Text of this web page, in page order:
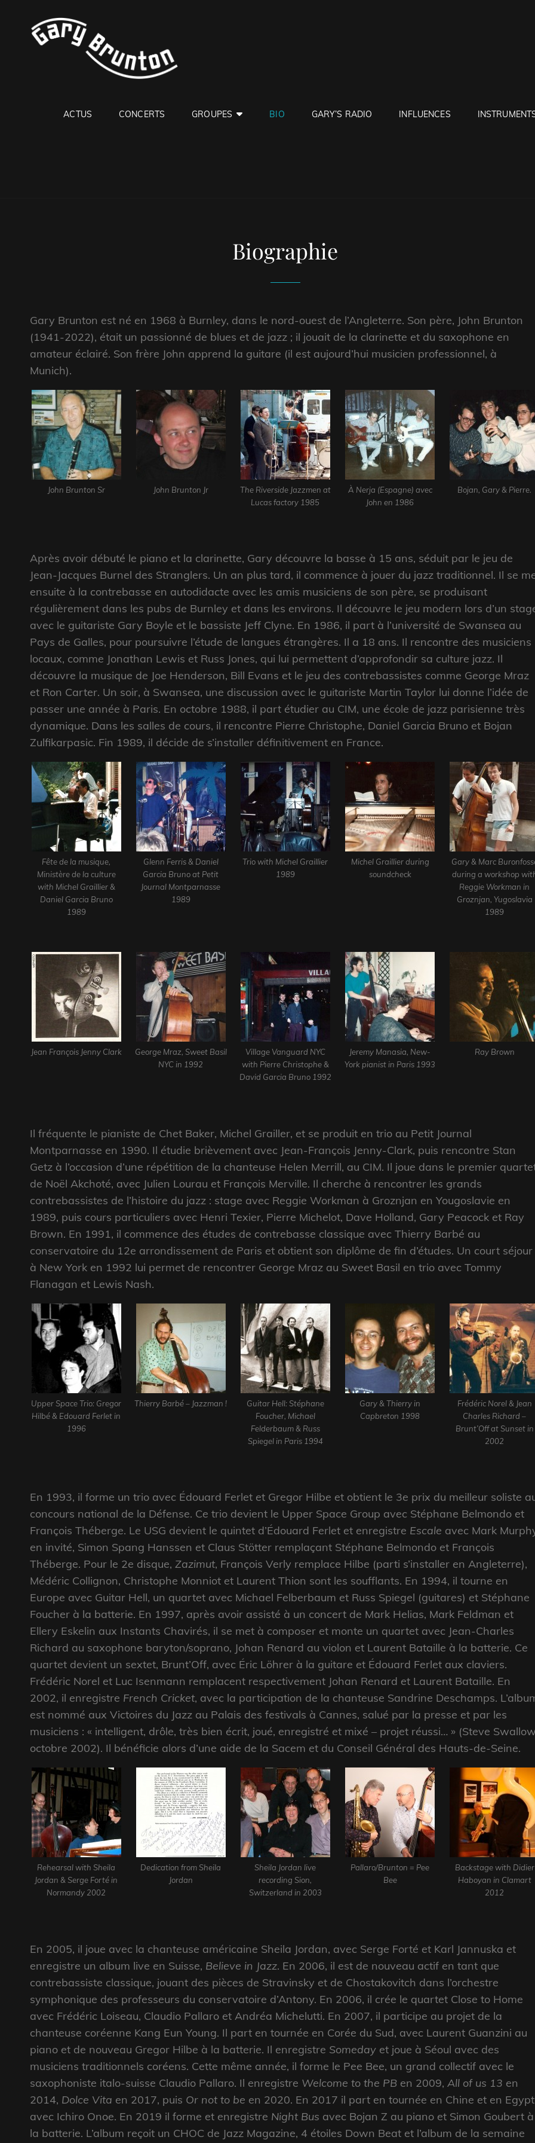
ACTUS CONCERTS GROUPES BIO GARY’S RADIO INFLUENCES
Biographie
Gary Brunton est né en 1968 à Burnley, dans le nord-ouest de l’Angleterre. Son père, John Brunton
(1941-2022), était un passionné de blues et de jazz ; il jouait de la clarinette et du saxophone en
amateur éclairé. Son frère John apprend la guitare (il est aujourd’hui musicien professionnel, à
Munich).
John Brunton Sr John Brunton Jr
The Riverside Jazzmen at
Lucas factory 1985
À Nerja (Espagne) avec
John en 1986
Bojan, Gary & Pierre.
Après avoir débuté le piano et la clarinette, Gary découvre la basse à 15 ans, séduit par le jeu de
Jean-Jacques Burnel des Stranglers. Un an plus tard, il commence à jouer du jazz traditionnel. Il se
ensuite à la contrebasse en autodidacte avec les amis musiciens de son père, se produisant
régulièrement dans les pubs de Burnley et dans les environs. Il découvre le jeu modern lors d’un
avec le guitariste Gary Boyle et le bassiste Jeff Clyne. En 1986, il part à l’université de Swansea au
Pays de Galles, pour poursuivre l’étude de langues étrangères. Il a 18 ans. Il rencontre des musiciens
locaux, comme Jonathan Lewis et Russ Jones, qui lui permettent d’approfondir sa culture jazz. Il
découvre la musique de Joe Henderson, Bill Evans et le jeu des contrebassistes comme George Mraz
et Ron Carter. Un soir, à Swansea, une discussion avec le guitariste Martin Taylor lui donne l’idée de
passer une année à Paris. En octobre 1988, il part étudier au CIM, une école de jazz parisienne très
dynamique. Dans les salles de cours, il rencontre Pierre Christophe, Daniel Garcia Bruno et Bojan
Zulfikarpasic. Fin 1989, il décide de s’installer définitivement en France.
Fête de la musique,
Ministère de la culture
with Michel Graillier &
Daniel Garcia Bruno
1989
Glenn Ferris & Daniel
Garcia Bruno at Petit
Journal Montparnasse
1989
Trio with Michel Graillier
1989
Michel Graillier during
soundcheck
Gary & Marc
during a workshop
Reggie Workman in
Groznjan, Yugoslavia
1989
Jean François Jenny Clark
George Mraz, Sweet Basil
NYC in 1992
Village Vanguard NYC
with Pierre Christophe &
David Garcia Bruno 1992
Jeremy Manasia, New-
York pianist in Paris 1993
Ray Brown
Il fréquente le pianiste de Chet Baker, Michel Grailler, et se produit en trio au Petit Journal
Montparnasse en 1990. Il étudie brièvement avec Jean-François Jenny-Clark, puis rencontre Stan
Getz à l’occasion d’une répétition de la chanteuse Helen Merrill, au CIM. Il joue dans le premier
de Noël Akchoté, avec Julien Lourau et François Merville. Il cherche à rencontrer les grands
contrebassistes de l’histoire du jazz : stage avec Reggie Workman à Groznjan en Yougoslavie en
1989, puis cours particuliers avec Henri Texier, Pierre Michelot, Dave Holland, Gary Peacock et Ray
Brown. En 1991, il commence des études de contrebasse classique avec Thierry Barbé au
conservatoire du 12e arrondissement de Paris et obtient son diplôme de fin d’études. Un court séjour
à New York en 1992 lui permet de rencontrer George Mraz au Sweet Basil en trio avec Tommy
Flanagan et Lewis Nash.
Upper Space Trio: Gregor
Hilbé & Edouard Ferlet in
1996
Thierry Barbé – Jazzman !
Guitar Hell: Stéphane
Foucher, Michael
Felderbaum & Russ
Spiegel in Paris 1994
Gary & Thierry in
Capbreton 1998
Frédéric Norel & Jean
Charles Richard –
Brunt’Off at Sunset in
2002
En 1993, il forme un trio avec Édouard Ferlet et Gregor Hilbe et obtient le 3e prix du meilleur soliste
concours national de la Défense. Ce trio devient le Upper Space Group avec Stéphane Belmondo et
François Théberge. Le USG devient le quintet d’Édouard Ferlet et enregistre Escale avec Mark
en invité, Simon Spang Hanssen et Claus Stötter remplaçant Stéphane Belmondo et François
Théberge. Pour le 2e disque, Zazimut, François Verly remplace Hilbe (parti s’installer en Angleterre),
Médéric Collignon, Christophe Monniot et Laurent Thion sont les soufflants. En 1994, il tourne en
Europe avec Guitar Hell, un quartet avec Michael Felberbaum et Russ Spiegel (guitares) et Stéphane
Foucher à la batterie. En 1997, après avoir assisté à un concert de Mark Helias, Mark Feldman et
Ellery Eskelin aux Instants Chavirés, il se met à composer et monte un quartet avec Jean-Charles
Richard au saxophone baryton/soprano, Johan Renard au violon et Laurent Bataille à la batterie. Ce
quartet devient un sextet, Brunt’Off, avec Éric Löhrer à la guitare et Édouard Ferlet aux claviers.
Frédéric Norel et Luc Isenmann remplacent respectivement Johan Renard et Laurent Bataille. En
2002, il enregistre French Cricket, avec la participation de la chanteuse Sandrine Deschamps.
est nommé aux Victoires du Jazz au Palais des festivals à Cannes, salué par la presse et par les
musiciens : « intelligent, drôle, très bien écrit, joué, enregistré et mixé – projet réussi… » (Steve
octobre 2002). Il bénéficie alors d’une aide de la Sacem et du Conseil Général des Hauts-de-Seine.
Rehearsal with Sheila
Jordan & Serge Forté in
Normandy 2002
Dedication from Sheila
Jordan
Sheila Jordan live
recording Sion,
Switzerland in 2003
Pallaro/Brunton = Pee
Bee
Backstage with Didier
Haboyan in Clamart
2012
En 2005, il joue avec la chanteuse américaine Sheila Jordan, avec Serge Forté et Karl Jannuska et
enregistre un album live en Suisse, Believe in Jazz. En 2006, il est de nouveau actif en tant que
contrebassiste classique, jouant des pièces de Stravinsky et de Chostakovitch dans l’orchestre
symphonique des professeurs du conservatoire d’Antony. En 2006, il crée le quartet Close to Home
avec Frédéric Loiseau, Claudio Pallaro et Andréa Michelutti. En 2007, il participe au projet de la
chanteuse coréenne Kang Eun Young. Il part en tournée en Corée du Sud, avec Laurent Guanzini au
piano et de nouveau Gregor Hilbe à la batterie. Il enregistre Someday et joue à Séoul avec des
musiciens traditionnels coréens. Cette même année, il forme le Pee Bee, un grand collectif avec le
saxophoniste italo-suisse Claudio Pallaro. Il enregistre Welcome to the PB en 2009, All of us 13 en
2014, Dolce Vita en 2017, puis Or not to be en 2020. En 2017 il part en tournée en Chine et en
avec Ichiro Onoe. En 2019 il forme et enregistre Night Bus avec Bojan Z au piano et Simon Goubert à
la batterie. L’album reçoit un CHOC de Jazz Magazine, 4 étoiles Down Beat et l’album de la semaine